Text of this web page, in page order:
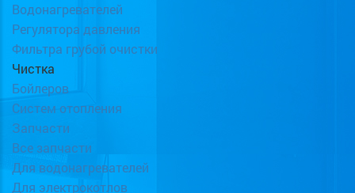
Водонагревателей
Регулятора давления
Фильтра грубой очистки
Чистка
Бойлеров
Систем отопления
Запчасти
Все запчасти
Для водонагревателей
Для электрокотлов